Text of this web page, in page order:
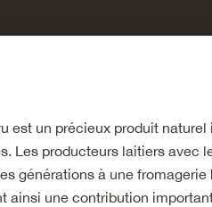
est un précieux produit
Les producteurs laitiers avec
générations à une fromagerie
ainsi une contribution